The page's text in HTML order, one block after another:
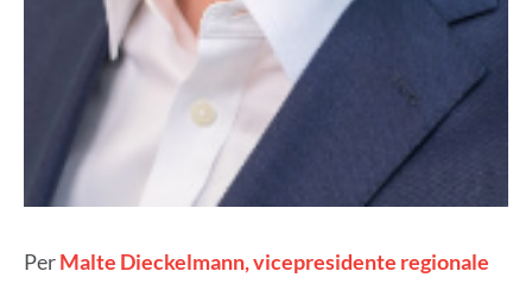
PerMalte Dieckelmann, vicepresidente regionale